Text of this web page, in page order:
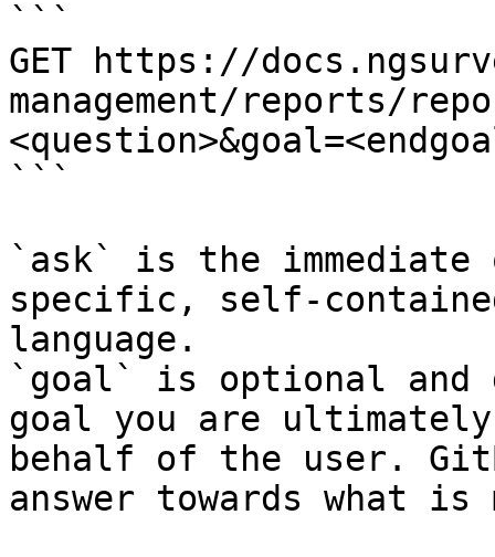
```
GET https://
management/reports/
```
`ask` is the
specific, self-
language.
`goal` is optional and
goal you are
behalf of the user.
answer towards what